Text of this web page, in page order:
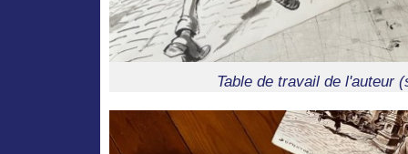
Table de travail de l'auteur